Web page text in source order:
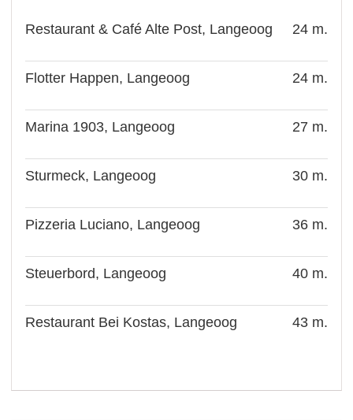
Restaurant & Café Alte Post, Langeoog 24 m.
Flotter Happen, Langeoog 24 m.
Marina 1903, Langeoog 27 m.
Sturmeck, Langeoog 30 m.
Pizzeria Luciano, Langeoog 36 m.
Steuerbord, Langeoog 40 m.
Restaurant Bei Kostas, Langeoog 43 m.